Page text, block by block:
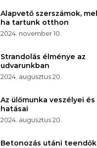
Alapvető szerszámok,
ha tartunk otthon
2024. november 10.
Strandolás élménye az
udvarunkban
2024. augusztus 20.
Az ülőmunka veszélyei és
hatásai
2024. augusztus 20.
Betonozás utáni teendők